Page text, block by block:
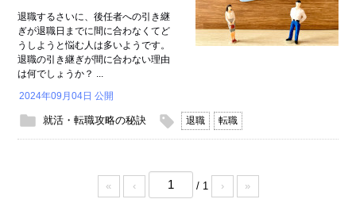
退職するさいに、後任者への引き継
ぎが退職日までに間に合わなくてど
うしようと悩む人は多いようです。
退職の引き継ぎが間に合わない理由
は何でしょうか？ ...
2024年09月04日 公開
就活・転職攻略の秘訣 退職 転職
« ‹ / 1 › »